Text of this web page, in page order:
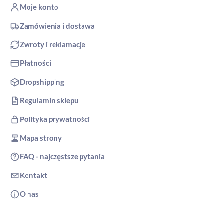
Moje konto
Zamówienia i dostawa
Zwroty i reklamacje
Płatności
Dropshipping
Regulamin sklepu
Polityka prywatności
Mapa strony
FAQ - najczęstsze pytania
Kontakt
O nas